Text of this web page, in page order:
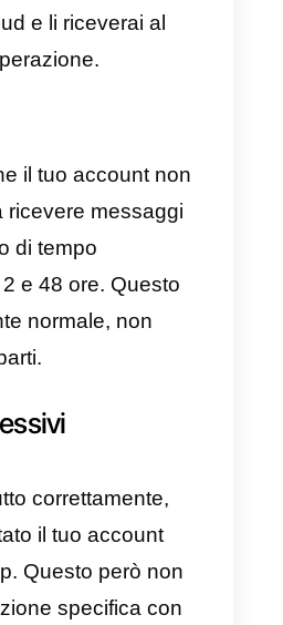
probabilmente
. Se non ne hai uno, il
scelto potrebbe
di fornirtene uno.
di servizi
non potrai utilizzare lo
con un altro
momento non è
una